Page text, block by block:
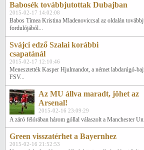
Babosék továbbjutottak Dubajban
2015-02-17 14:02:08
Babos Tímea Kristina Mladenoviccsal az oldalán
fordulójából...
Svájci edző Szalai korábbi
csapatánál
2015-02-17 12:10:46
Menesztették Kasper Hjulmandot, a német labdarúgó-
FSV...
Az MU állva maradt, jöhet az
Arsenal!
2015-02-16 23:09:29
A záró félórában három góllal válaszolt a Manchester
Green visszatérhet a Bayernhez
2015-02-16 21:52:53